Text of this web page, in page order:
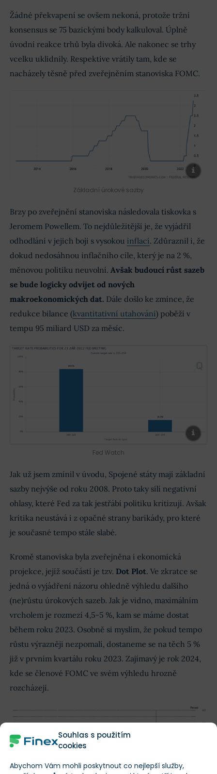
Souhlas s použitím
cookies
Abychom Vám mohli poskytnout co nejlepší služby,
Žádné překvapení se ovšem nekoná, protože tržní
konsensus se 75 bazickými body kalkuloval. Úplně
úvodní reakce trhů byla divoká. Ale nakonec se trhy
vcelku uklidnily. Respektive vrátily tam, kde se
nacházely těsně před zveřejněním stanoviska FOMC.
Základní úrokové sazby
Brzy po zveřejnění stanoviska následovala tiskovka s
Jeromem Powellem. To nejdůležitější je, že vyjádřil
odhodlání v jejich boji s vysokou inflací. Zdůraznil i, že
dokud nedosáhnou inflačního cíle, který je na 2 %,
měnovou politiku neuvolní. Avšak budoucí růst sazeb
se bude logicky odvíjet od nových
makroekonomických dat. Dále došlo ke zmínce, že
redukce bilance (kvantitativní utahování) poběží v
tempu 95 miliard USD za měsíc.
Fed Watch
Jak už jsem zmínil v úvodu, Spojené státy mají základní
sazby nejvýše od roku 2008. Proto taky sílí negativní
ohlasy, které Fed za tak jestřábí politiku kritizují. Avšak
kritika neustává i z opačné strany barikády, pro které
je současné tempo stále slabé.
Kromě stanoviska byla zveřejněna i ekonomická
projekce, jejíž součástí je tzv. Dot Plot. Ve zkratce se
jedná o vyjádření názoru ohledně výhledu dalšího
(ne)růstu úrokových sazeb. Jak je vidno, maximálním
vrcholem je rozmezí 4,5-5 %, kam se máme dostat
během roku 2023. Osobně si myslím, že pokud tempo
růstu výrazněji nezpomalí, dostaneme se na těch 5 %
již v prvním kvartálu roku 2023. Zajímavý je rok 2024,
kde se členové FOMC ve svém výhledu hrozně
rozcházejí.